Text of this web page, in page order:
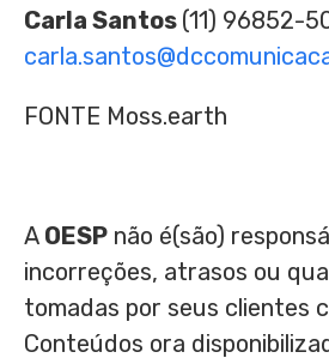
Carla Santos (11) 96852-
FONTE Moss.earth
A OESP não é(são)
incorreções, atrasos ou
tomadas por seus clientes
Conteúdos ora